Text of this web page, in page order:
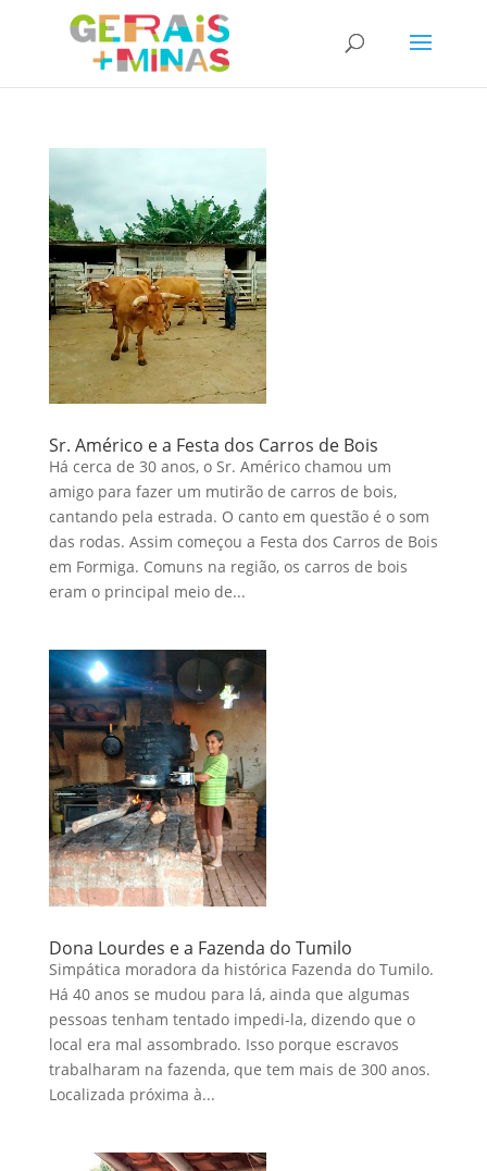
Sr. Américo e a Festa dos Carros de Bois
Há cerca de 30 anos, o Sr. Américo chamou um
amigo para fazer um mutirão de carros de bois,
cantando pela estrada. O canto em questão é o som
das rodas. Assim começou a Festa dos Carros de Bois
em Formiga. Comuns na região, os carros de bois
eram o principal meio de...
Dona Lourdes e a Fazenda do Tumilo
Simpática moradora da histórica Fazenda do Tumilo.
Há 40 anos se mudou para lá, ainda que algumas
pessoas tenham tentado impedi-la, dizendo que o
local era mal assombrado. Isso porque escravos
trabalharam na fazenda, que tem mais de 300 anos.
Localizada próxima à...